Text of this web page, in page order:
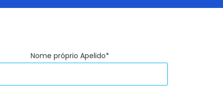
Nome próprio Apelido*